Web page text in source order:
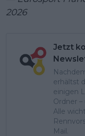
2026
Jetzt
erhältst
einigen
Ordner
Alle
Mail.